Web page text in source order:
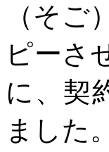
（そ
ピーさ
に、契
ました。